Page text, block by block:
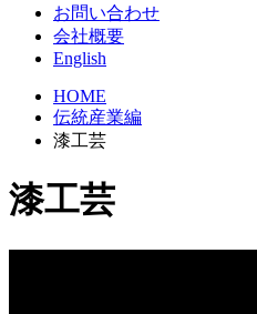
お問い合わせ
会社概要
English
HOME
伝統産業編
漆工芸
漆工芸